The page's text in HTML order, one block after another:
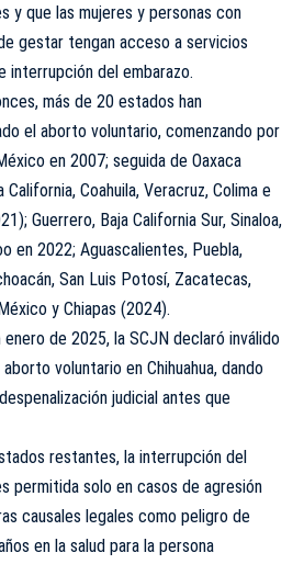
y que las mujeres y personas con
gestar tengan acceso a servicios
interrupción del embarazo.
más de 20 estados han
el aborto voluntario, comenzando por
en 2007; seguida de Oaxaca
California, Coahuila, Veracruz, Colima e
Guerrero, Baja California Sur, Sinaloa,
en 2022; Aguascalientes, Puebla,
San Luis Potosí, Zacatecas,
y Chiapas (2024).
enero de 2025, la SCJN declaró inválido
voluntario en Chihuahua, dando
judicial antes que
restantes, la interrupción del
permitida solo en casos de agresión
causales legales como peligro de
en la salud para la persona